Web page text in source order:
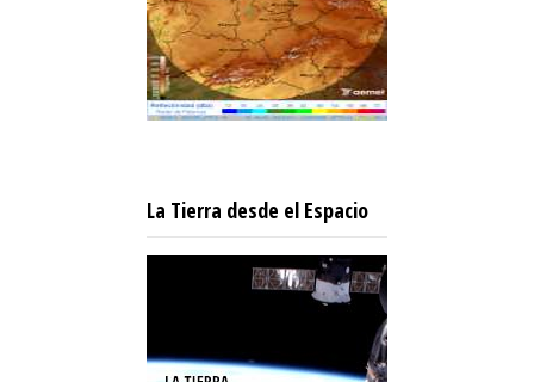
La Tierra desde el Espacio